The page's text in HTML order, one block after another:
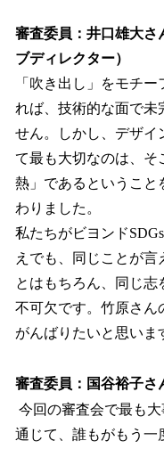
審査委員：井口雄大さ
ブディレクター）
「吹き出し」をモチ
れば、技術的な面で未
せん。しかし、デザイ
て最も大切なのは、そ
熱」であるということ
わりました。
私たちがビヨンド
えでも、同じことが言
とはもちろん、同じ
不可欠です。竹原さん
がんばりたいと思いま
審査委員：国谷裕子さ
今回の審査会で最も
通じて、誰もがもう一